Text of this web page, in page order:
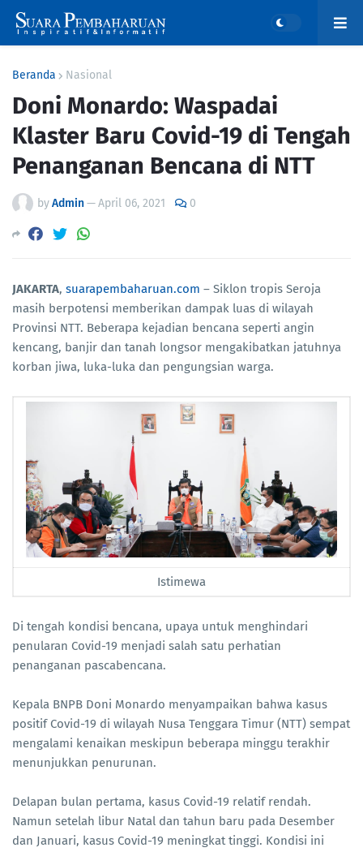
Beranda Nasional
Doni Monardo: Waspadai
Klaster Baru Covid-19 di Tengah
Penanganan Bencana di NTT
byAdmin—April 06, 2021 0
JAKARTA, suarapembaharuan.com – Siklon tropis Seroja
masih berpotensi memberikan dampak luas di wilayah
Provinsi NTT. Beberapa kejadian bencana seperti angin
kencang, banjir dan tanah longsor mengakibatkan jatuhnya
korban jiwa, luka-luka dan pengungsian warga.
Istimewa
Di tengah kondisi bencana, upaya untuk menghindari
penularan Covid-19 menjadi salah satu perhatian
penanganan pascabencana.
Kepala BNPB Doni Monardo menyampaikan bahwa kasus
positif Covid-19 di wilayah Nusa Tenggara Timur (NTT) sempat
mengalami kenaikan meskipun beberapa minggu terakhir
menunjukkan penurunan.
Delapan bulan pertama, kasus Covid-19 relatif rendah.
Namun setelah libur Natal dan tahun baru pada Desember
dan Januari, kasus Covid-19 meningkat tinggi. Kondisi ini